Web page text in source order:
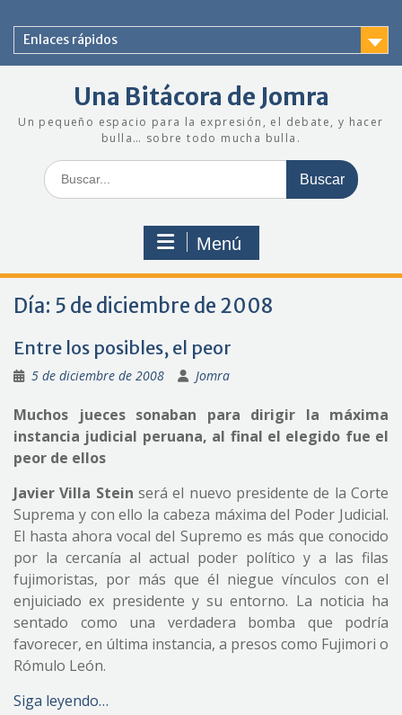
contenido
Enlaces rápidos
Una Bitácora de Jomra
Un pequeño espacio para la expresión, el debate, y hacer
bulla… sobre todo mucha bulla.
Buscar:
Menú
Día: 5 de diciembre de 2008
Entre los posibles, el peor
5 de diciembre de 2008 Jomra
Muchos jueces sonaban para dirigir la máxima
instancia judicial peruana, al final el elegido fue el
peor de ellos
Javier Villa Stein será el nuevo presidente de la Corte
Suprema y con ello la cabeza máxima del Poder Judicial.
El hasta ahora vocal del Supremo es más que conocido
por la cercanía al actual poder político y a las filas
fujimoristas, por más que él niegue vínculos con el
enjuiciado ex presidente y su entorno. La noticia ha
sentado como una verdadera bomba que podría
favorecer, en última instancia, a presos como Fujimori o
Rómulo León.
Siga leyendo…